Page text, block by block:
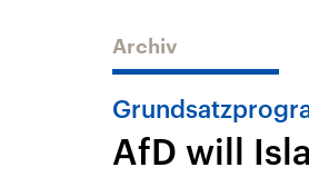
Landtagswahl Sachsen-
USA
Archiv
AfD will